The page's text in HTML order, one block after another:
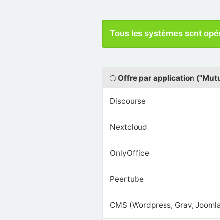
Tous les systèmes sont
Offre par application
Discourse
Nextcloud
OnlyOffice
Peertube
CMS (Wordpress, Grav,